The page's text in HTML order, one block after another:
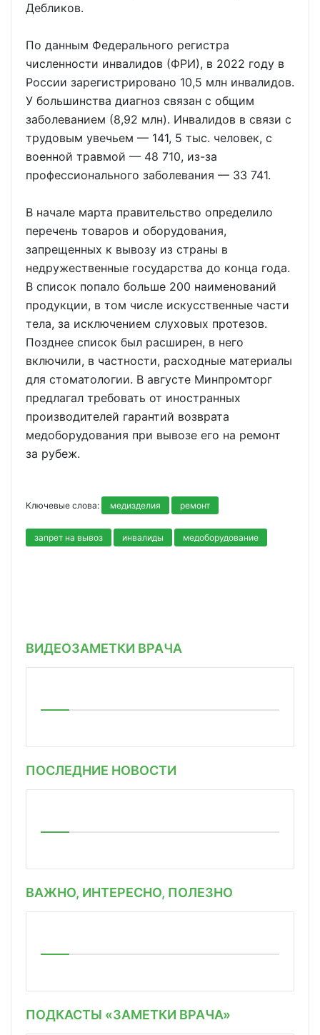
Дебликов.
По данным Федерального регистра
численности инвалидов (ФРИ), в 2022 году в
России зарегистрировано 10,5 млн инвалидов.
У большинства диагноз связан с общим
заболеванием (8,92 млн). Инвалидов в связи с
трудовым увечьем — 141, 5 тыс. человек, с
военной травмой — 48 710, из-за
профессионального заболевания — 33 741.
В начале марта правительство определило
перечень товаров и оборудования,
запрещенных к вывозу из страны в
недружественные государства до конца года.
В список попало больше 200 наименований
продукции, в том числе искусственные части
тела, за исключением слуховых протезов.
Позднее список был расширен, в него
включили, в частности, расходные материалы
для стоматологии. В августе Минпромторг
предлагал требовать от иностранных
производителей гарантий возврата
медоборудования при вывозе его на ремонт
за рубеж.
Ключевые слова: медизделия ремонт
запрет на вывоз инвалиды медоборудование
ВИДЕОЗАМЕТКИ ВРАЧА
ПОСЛЕДНИЕ НОВОСТИ
ВАЖНО, ИНТЕРЕСНО, ПОЛЕЗНО
ПОДКАСТЫ «ЗАМЕТКИ ВРАЧА»